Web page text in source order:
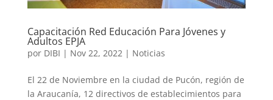
Capacitación Red Educación Para Jóvenes y
Adultos EPJA
por DIBI | Nov 22, 2022 | Noticias
El 22 de Noviembre en la ciudad de Pucón, región de
la Araucanía, 12 directivos de establecimientos para